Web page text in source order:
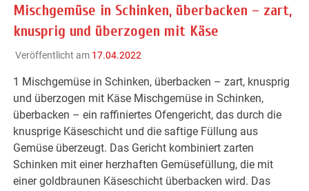
Mischgemüse in Schinken, überbacken – zart,
knusprig und überzogen mit Käse
Veröffentlicht am 17.04.2022
1 Mischgemüse in Schinken, überbacken – zart, knusprig
und überzogen mit Käse Mischgemüse in Schinken,
überbacken – ein raffiniertes Ofengericht, das durch die
knusprige Käseschicht und die saftige Füllung aus
Gemüse überzeugt. Das Gericht kombiniert zarten
Schinken mit einer herzhaften Gemüsefüllung, die mit
einer goldbraunen Käseschicht überbacken wird. Das